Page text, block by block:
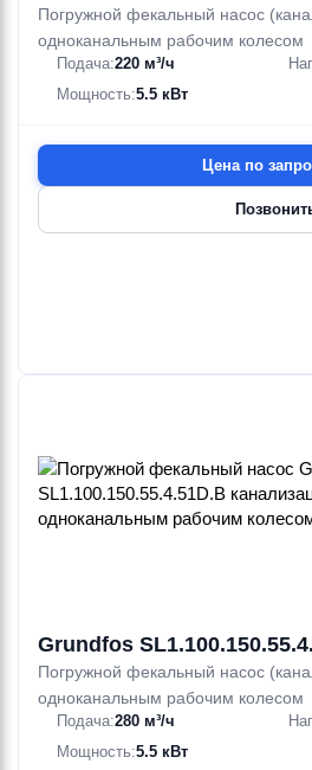
Погружной фекальный насос
одноканальным рабочим колесом
Подача:220 м³/ч
Мощность:5.5 кВт
Цена по
Grundfos
Погружной фекальный насос
одноканальным рабочим колесом
Подача:280 м³/ч
Мощность:5.5 кВт